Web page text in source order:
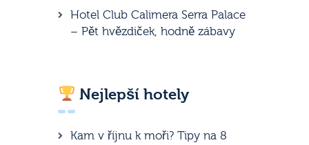
Hotel Club Calimera Serra Palace
– Pět hvězdiček, hodně zábavy
Nejlepší hotely
Kam v říjnu k moři? Tipy na 8